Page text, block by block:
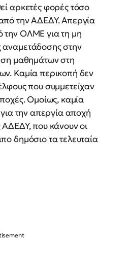
αρκετές φορές τόσο
την ΑΔΕΔΥ. Απεργία
την ΟΛΜΕ για τη μη
στην
μαθημάτων στη
Καμία περικοπή δεν
που συμμετείχαν
Ομοίως, καμία
για την απεργία αποχή
ΑΔΕΔΥ, που κάνουν οι
δημόσιο τα τελευταία